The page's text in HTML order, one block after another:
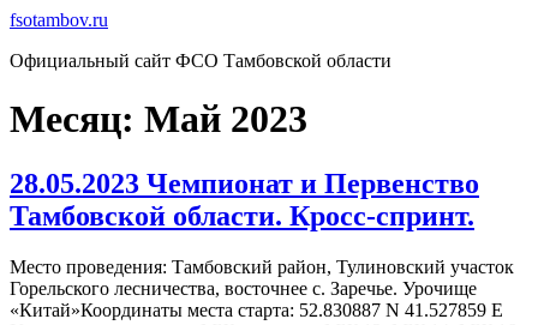
Перейти
содержимому
fsotambov.ru
Официальный сайт ФСО Тамбовской области
Месяц: Май 2023
28.05.2023 Чемпионат и Первенство
Тамбовской области. Кросс-спринт.
Место проведения: Тамбовский район, Тулиновский участок
Горельского лесничества, восточнее с. Заречье. Урочище
«Китай»Координаты места старта: 52.830887 N 41.527859 E